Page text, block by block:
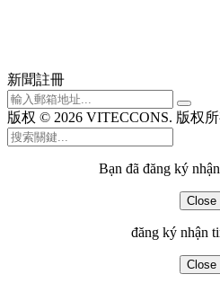
新聞註冊
版权 © 2026 VITECCONS. 版权
Bạn đã đăng ký
Close
đăng ký nhận
Close